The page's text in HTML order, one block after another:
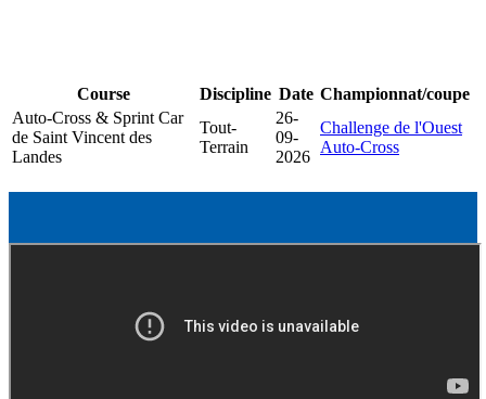
Course Discipline Date Championnat/coupe
Auto-Cross & Sprint Car
de Saint Vincent des
Landes
Tout-
Terrain
26-
09-
2026
Challenge de l'Ouest
Auto-Cross